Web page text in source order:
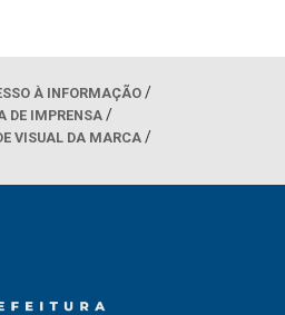
À INFORMAÇÃO
DE IMPRENSA
VISUAL DA MARCA